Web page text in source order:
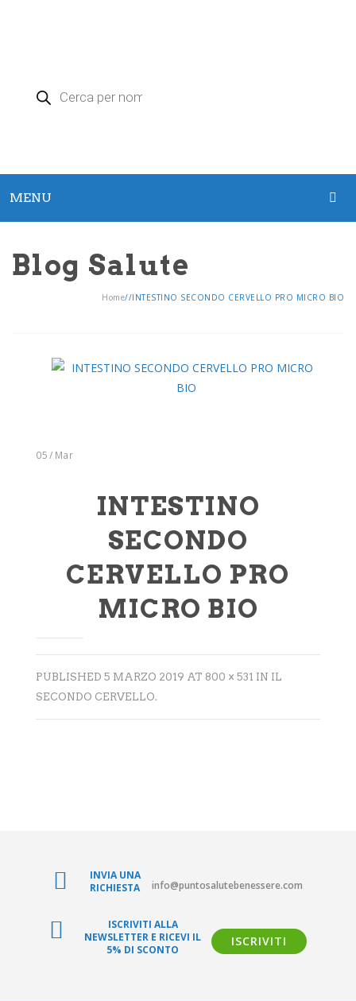
search
MENU
PRODOTTI
Integratori
Bagni derivativi
Dispositivi medici
Tempo Libero
CHI SIAMO
Blog Salute
Home//INTESTINO SECONDO CERVELLO PRO MICRO BIO
05/ Mar
INTESTINO
SECONDO
CERVELLO PRO
MICRO BIO
PUBLISHED 5 MARZO 2019 AT 800 × 531 IN IL
SECONDO CERVELLO.
INVIA UNA
RICHIESTA
info@puntosalutebenessere.com
ISCRIVITI ALLA
NEWSLETTER E RICEVI IL
5% DI SCONTO
ISCRIVITI